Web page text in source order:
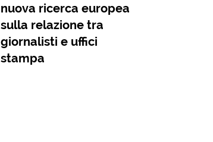
nuova ricerca europea
sulla relazione tra
giornalisti e uffici
stampa